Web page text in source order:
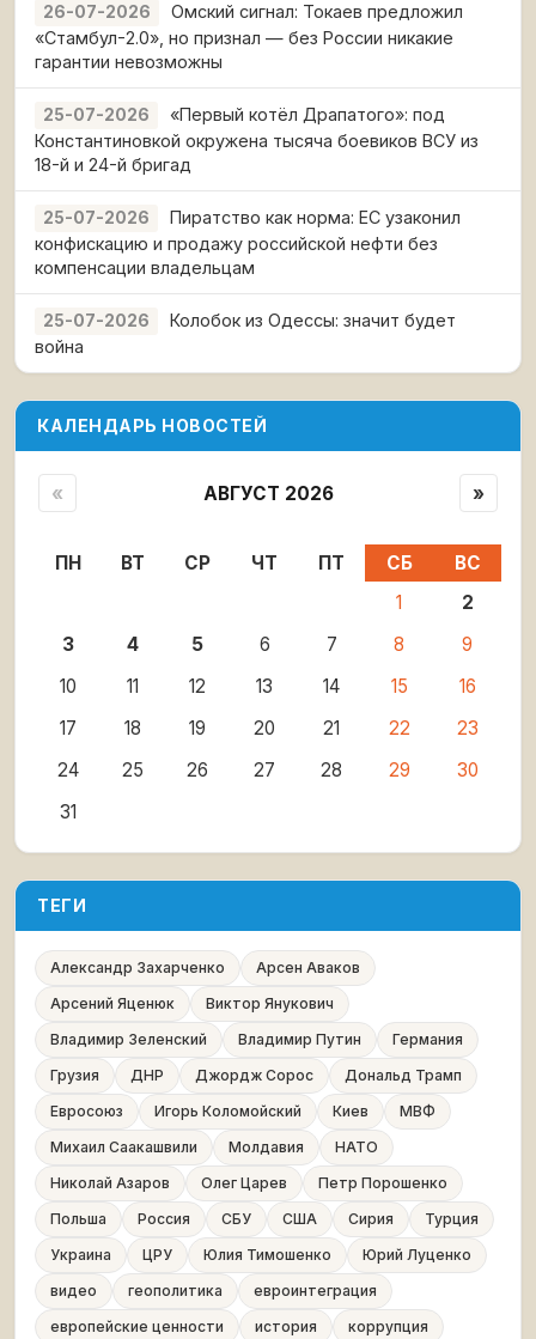
26-07-2026
Омский сигнал: Токаев предложил
«Стамбул-2.0», но признал — без России никакие
гарантии невозможны
25-07-2026
«Первый котёл Драпатого»: под
Константиновкой окружена тысяча боевиков ВСУ из
18-й и 24-й бригад
25-07-2026
Пиратство как норма: ЕС узаконил
конфискацию и продажу российской нефти без
компенсации владельцам
25-07-2026
Колобок из Одессы: значит будет
война
КАЛЕНДАРЬ НОВОСТЕЙ
« АВГУСТ 2026 »
ПН ВТ СР ЧТ ПТ СБ
ВС
1
2
3
4 5 6 7 8
9
10
11 12 13 14 15
16
17
18 19 20 21 22
23
24
25 26 27 28 29
30
31
ТЕГИ
Александр Захарченко
Арсен Аваков
Арсений Яценюк
Виктор Янукович
Владимир Зеленский
Владимир Путин
Германия
Грузия
ДНР Джордж Сорос
Дональд Трамп
Евросоюз
Игорь Коломойский Киев
МВФ
Михаил Саакашвили
Молдавия
НАТО
Николай Азаров
Олег Царев
Петр Порошенко
Польша
Россия СБУ США Сирия
Турция
Украина
ЦРУ Юлия Тимошенко
Юрий Луценко
видео
геополитика
евроинтеграция
европейские ценности
история
коррупция